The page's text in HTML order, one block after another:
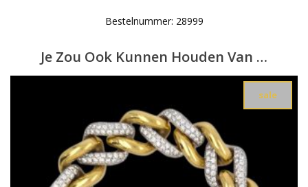
Bestelnummer: 28999
Je Zou Ook Kunnen Houden Van …
sale